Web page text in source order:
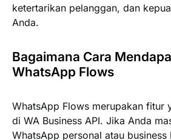
ketertarikan pelanggan, dan
Anda.
Bagaimana Cara
WhatsApp Flows
WhatsApp Flows merupakan fitur
di WA Business API. Jika Anda
WhatsApp personal atau